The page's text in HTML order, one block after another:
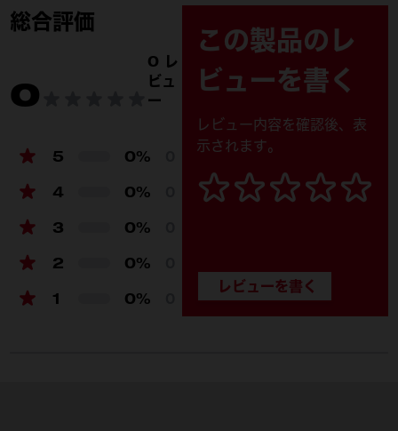
M18 FIW2F38-0X0 JP
(1)
ツールボックス (1)
製品仕様
127
M18™ REDLITHIUM™-ION
あり
無負荷回転数 (rpm)
総合評価
0
0 レ
ビュ
ー
5 0%
4 0%
3 0%
2 0%
1 0%
この製品のレ
ビューを書く
レビュー内容を確認後、表
示されます。